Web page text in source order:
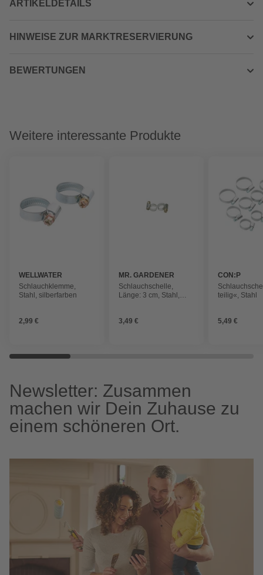
ARTIKELDETAILS
HINWEISE ZUR MARKTRESERVIERUNG
BEWERTUNGEN
Weitere interessante Produkte
WELLWATER
Schlauchklemme,
Stahl, silberfarben
2,99 €
MR. GARDENER
Schlauchschelle,
Länge: 3 cm, Stahl,
3,49 €
CON:P
teilig«, Stahl
5,49 €
Newsletter: Zusammen
machen wir Dein Zuhause zu
einem schöneren Ort.